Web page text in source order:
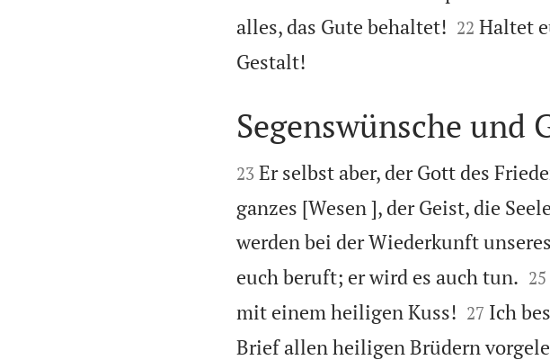
alles, das Gute behaltet!
22 Haltet
Gestalt!

Segenswünsche und

23 Er selbst aber, der Gott des
ganzes [Wesen ], der Geist, die
werden bei der Wiederkunft
euch beruft; er wird es auch tun.
25
mit einem heiligen Kuss!
27 Ich
Brief allen heiligen Brüdern